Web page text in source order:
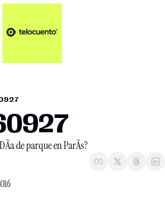
Artículos 📑
Plus 💎
de parque en ParÃ­s?